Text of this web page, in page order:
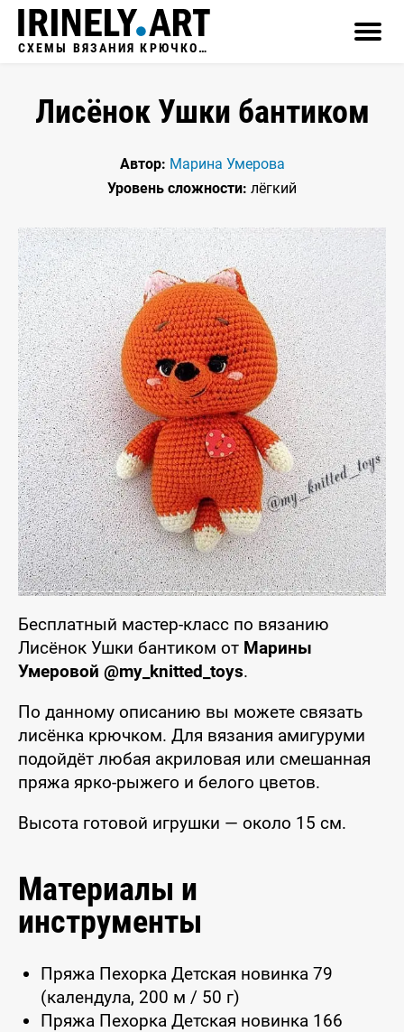
СХЕМЫ ВЯЗАНИЯ КРЮЧКОМ
Лисёнок Ушки бантиком
Автор: Марина Умерова
Уровень сложности: лёгкий
Бесплатный мастер-класс по вязанию
Лисёнок Ушки бантиком от Марины
Умеровой @my_knitted_toys.
По данному описанию вы можете связать
лисёнка крючком. Для вязания амигуруми
подойдёт любая акриловая или смешанная
пряжа ярко-рыжего и белого цветов.
Высота готовой игрушки — около 15 см.
Материалы и
инструменты
Пряжа Пехорка Детская новинка 79
(календула, 200 м / 50 г)
Пряжа Пехорка Детская новинка 166